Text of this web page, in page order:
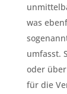
was
umfasst.
oder
für die